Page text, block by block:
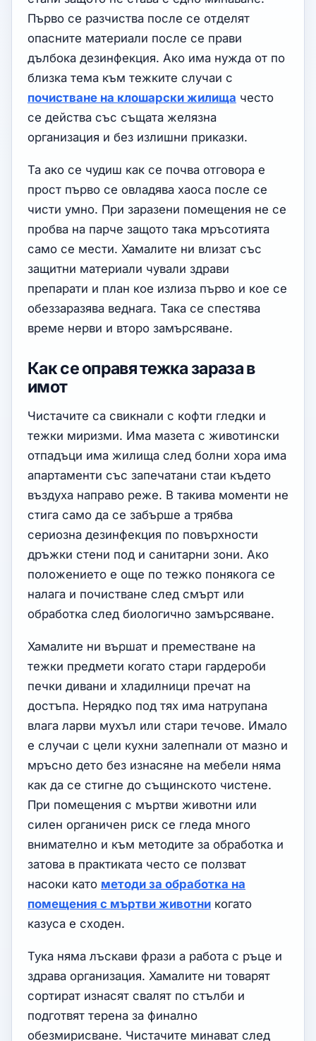
Първо се разчиства после се отделят
опасните материали после се прави
дълбока дезинфекция. Ако има нужда от по
близка тема към тежките случаи с
почистване на клошарски жилища често
се действа със същата желязна
организация и без излишни приказки.
Та ако се чудиш как се почва отговора е
прост първо се овладява хаоса после се
чисти умно. При заразени помещения не се
пробва на парче защото така мръсотията
само се мести. Хамалите ни влизат със
защитни материали чували здрави
препарати и план кое излиза първо и кое се
обеззаразява веднага. Така се спестява
време нерви и второ замърсяване.
Как се оправя тежка зараза в
имот
Чистачите са свикнали с кофти гледки и
тежки миризми. Има мазета с животински
отпадъци има жилища след болни хора има
апартаменти със запечатани стаи където
въздуха направо реже. В такива моменти не
стига само да се забърше а трябва
сериозна дезинфекция по повърхности
дръжки стени под и санитарни зони. Ако
положението е още по тежко понякога се
налага и почистване след смърт или
обработка след биологично замърсяване.
Хамалите ни вършат и преместване на
тежки предмети когато стари гардероби
печки дивани и хладилници пречат на
достъпа. Нерядко под тях има натрупана
влага ларви мухъл или стари течове. Имало
е случаи с цели кухни залепнали от мазно и
мръсно дето без изнасяне на мебели няма
как да се стигне до същинското чистене.
При помещения с мъртви животни или
силен органичен риск се гледа много
внимателно и към методите за обработка и
затова в практиката често се ползват
насоки като методи за обработка на
помещения с мъртви животни когато
казуса е сходен.
Тука няма лъскави фрази а работа с ръце и
здрава организация. Хамалите ни товарят
сортират изнасят свалят по стълби и
подготвят терена за финално
обезмирисване. Чистачите минават след